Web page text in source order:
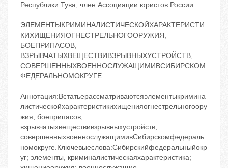
Республики Тува, член Ассоциации юристов России.
ЭЛЕМЕНТЫКРИМИНАЛИСТИЧЕСКОЙХАРАКТЕРИСТИ
КИХИЩЕНИЯОГНЕСТРЕЛЬНОГООРУЖИЯ,
БОЕПРИПАСОВ,
ВЗРЫВЧАТЫХВЕЩЕСТВИВЗРЫВНЫХУСТРОЙСТВ,
СОВЕРШЕННЫХВОЕННОСЛУЖАЩИМИВСИБИРСКОМ
ФЕДЕРАЛЬНОМОКРУГЕ.
Аннотация:Встатьерассматриваютсяэлементыкримина
листическойхарактеристикихищенияогнестрельногоору
жия, боеприпасов,
взрывчатыхвеществивзрывныхустройств,
совершенныхвоеннослужащимивСибирскомфедераль
номокруге.Ключевыеслова:Сибирскийфедеральныйокр
уг; элементы, криминалистическаяхарактеристика;